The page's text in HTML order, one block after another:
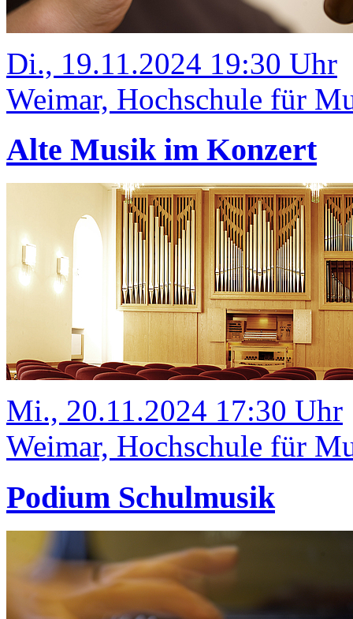
Di., 19.11.2024 19:30 Uhr
Weimar, Hochschule für
Alte Musik im Konzert
Mi., 20.11.2024 17:30 Uhr
Weimar, Hochschule für
Podium Schulmusik